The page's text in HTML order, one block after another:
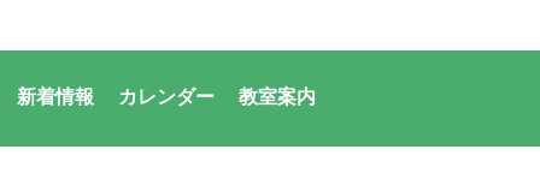
新着情報 カレンダー 教室案内